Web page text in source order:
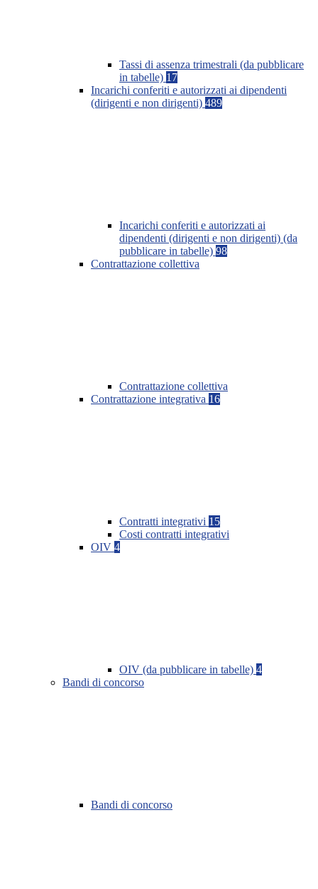
Tassi di assenza trimestrali (da pubblicare
in tabelle) 17
Incarichi conferiti e autorizzati ai dipendenti
(dirigenti e non dirigenti) 489
Incarichi conferiti e autorizzati ai
dipendenti (dirigenti e non dirigenti) (da
pubblicare in tabelle) 98
Contrattazione collettiva
Contrattazione collettiva
Contrattazione integrativa 16
Contratti integrativi 15
Costi contratti integrativi
OIV 4
OIV (da pubblicare in tabelle) 4
Bandi di concorso
Bandi di concorso